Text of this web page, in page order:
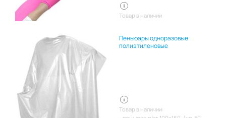
Товар в наличии
Пеньюары одноразовые
полиэтиленовые
Товар в наличии: